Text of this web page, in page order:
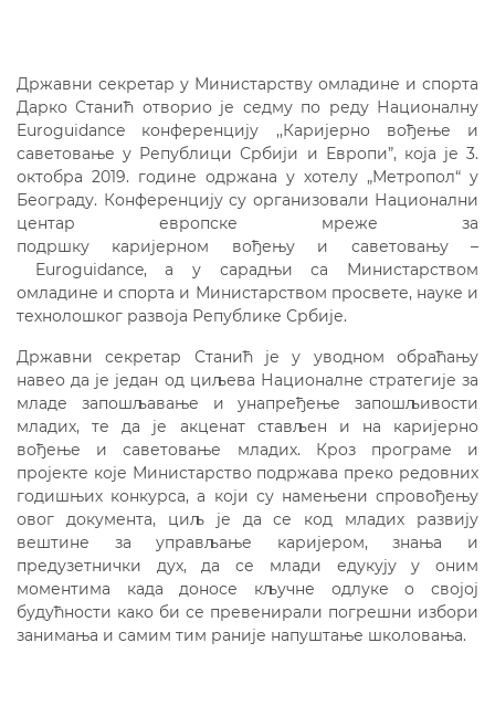
Државни секретар у Министарству омладине и спорта
Дарко Станић отворио је седму по реду Националну
Euroguidance конференцију ,,Каријерно вођење и
саветовање у Републици Србији и Европи”, која је 3.
октобра 2019. године одржана у хотелу „Метропол“ у
Београду. Конференцију су организовали Национални
центар европске мреже за
подршку каријерном вођењу и саветовању –
Euroguidance, а у сарадњи са Министарством
омладине и спорта и Министарством просвете, науке и
технолошког развоја Републике Србије.
Државни секретар Станић је у уводном обраћању
навео да је један од циљева Националне стратегије за
младе запошљавање и унапређење запошљивости
младих, те да је акценат стављен и на каријерно
вођење и саветовање младих. Кроз програме и
пројекте које Министарство подржава преко редовних
годишњих конкурса, а који су намењени спровођењу
овог документа, циљ је да се код младих развију
вештине за управљање каријером, знања и
предузетнички дух, да се млади едукују у оним
моментима када доносе кључне одлуке о својој
будућности како би се превенирали погрешни избори
занимања и самим тим раније напуштање школовања.